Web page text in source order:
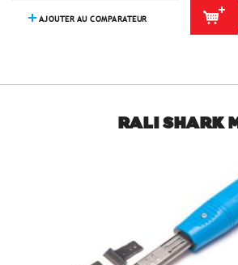
AJOUTER AU COMPARATEUR
RALI SHARK M